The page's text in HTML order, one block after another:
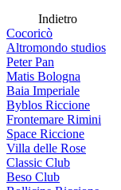
Indietro
Cocoricò
Altromondo studios
Peter Pan
Matis Bologna
Baia Imperiale
Byblos Riccione
Frontemare Rimini
Space Riccione
Villa delle Rose
Classic Club
Beso Club